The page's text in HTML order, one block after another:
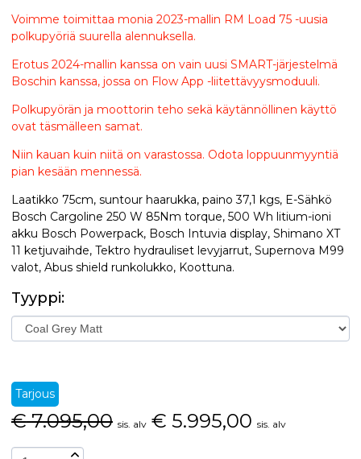
Voimme toimittaa monia 2023-mallin RM Load 75 -uusia
polkupyöriä suurella alennuksella.
Erotus 2024-mallin kanssa on vain uusi SMART-järjestelmä
Boschin kanssa, jossa on Flow App -liitettävyysmoduuli.
Polkupyörän ja moottorin teho sekä käytännöllinen käyttö
ovat täsmälleen samat.
Niin kauan kuin niitä on varastossa. Odota loppuunmyyntiä
pian kesään mennessä.
Laatikko 75cm, suntour haarukka, paino 37,1 kgs, E-Sähkö
Bosch Cargoline 250 W 85Nm torque, 500 Wh litium-ioni
akku Bosch Powerpack, Bosch Intuvia display, Shimano XT
11 ketjuvaihde, Tektro hydrauliset levyjarrut, Supernova M99
valot, Abus shield runkolukko, Koottuna.
Tyyppi:
Tarjous
€ 7.095,00 sis. alv € 5.995,00 sis. alv